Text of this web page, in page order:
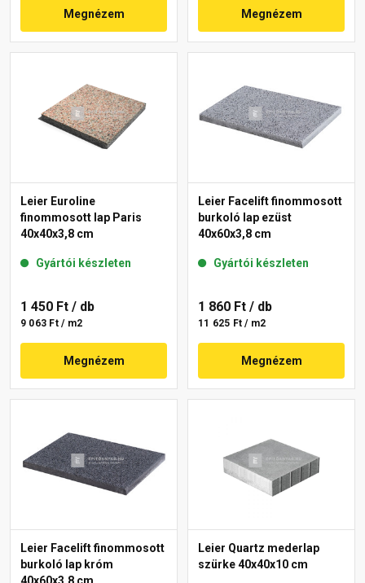
Megnézem Megnézem
Leier Euroline
finommosott lap Paris
40x40x3,8 cm
Gyártói készleten
1 450 Ft / db
9 063 Ft / m2
Megnézem
Leier Facelift finommosott
burkoló lap ezüst
40x60x3,8 cm
Gyártói készleten
1 860 Ft / db
11 625 Ft / m2
Megnézem
Leier Facelift finommosott
burkoló lap króm
Leier Quartz mederlap
szürke 40x40x10 cm